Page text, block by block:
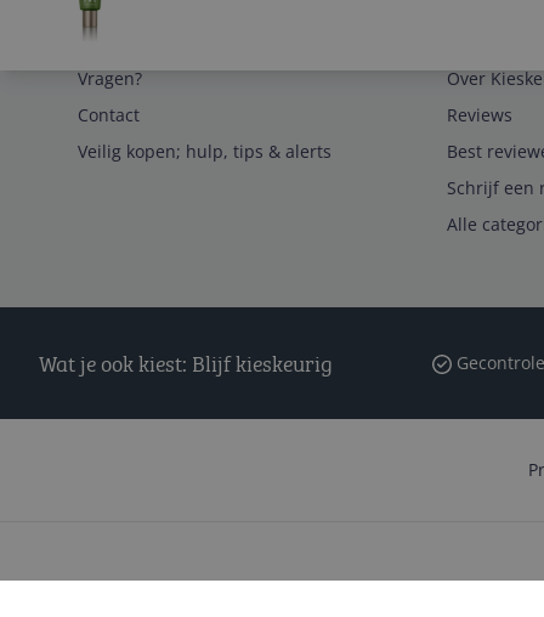
Service
Vragen?
Contact
Veilig kopen; hulp, tips & alerts
Over
Reviews
Best
Schrijf een
Alle
Wat je ook kiest: Blijf kieskeurig